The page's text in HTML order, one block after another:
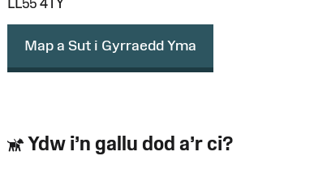
LL55 4TY
Map a Sut i Gyrraedd Yma
Ydw i’n gallu dod a’r ci?